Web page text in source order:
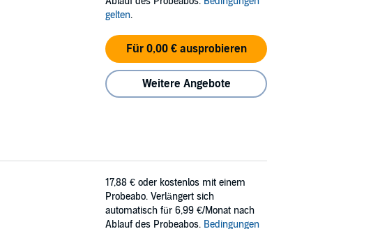
gelten.
Für 0,00 € ausprobieren
Weitere Angebote
17,88 € oder kostenlos mit einem
Probeabo. Verlängert sich
automatisch für 6,99 €/Monat nach
Ablauf des Probeabos. Bedingungen